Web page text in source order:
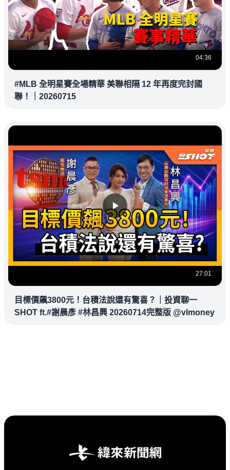
04:36
#MLB 全明星賽全場精華 美聯相隔 12 年再度完封國
聯！｜20260715
27:01
目標價飆3800元！台積法說還有驚喜？｜投資聊一
SHOT ft.#謝晨彥 #林昌興 20260714完整版 @vlmoney